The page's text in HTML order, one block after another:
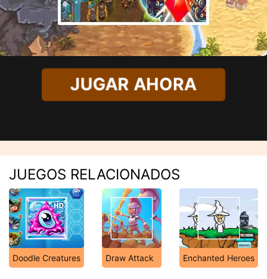
JUGAR AHORA
JUEGOS RELACIONADOS
Doodle Creatures Draw Attack Enchanted Heroes